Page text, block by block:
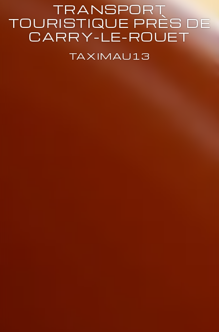
TRANSPORT
TOURISTIQUE PRÈS DE
CARRY-LE-ROUET
TAXIMAU13